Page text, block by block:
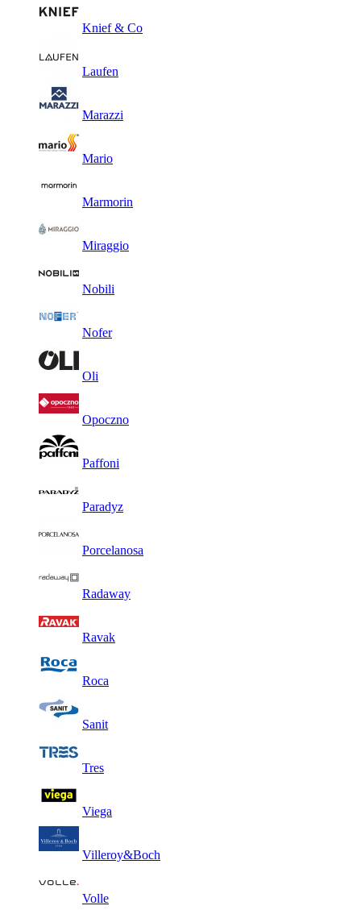
Knief & Co
Laufen
Marazzi
Mario
Marmorin
Miraggio
Nobili
Nofer
Oli
Opoczno
Paffoni
Paradyz
Porcelanosa
Radaway
Ravak
Roca
Sanit
Tres
Viega
Villeroy&Boch
Volle